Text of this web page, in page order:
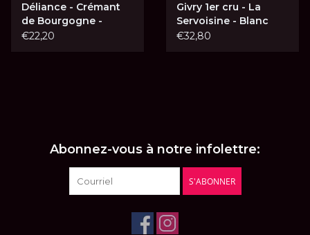
Déliance - Crémant
de Bourgogne -
Ruban Vert
€22,20
Givry 1er cru - La
Servoisine - Blanc
2023
€32,80
Abonnez-vous à notre infolettre:
S'ABONNER